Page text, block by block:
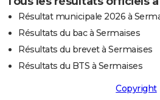
Résultat municipale 2026 à
Résultats du bac à Sermaises
Résultats du brevet à Sermaises
Résultats du BTS à Sermaises
Copyright